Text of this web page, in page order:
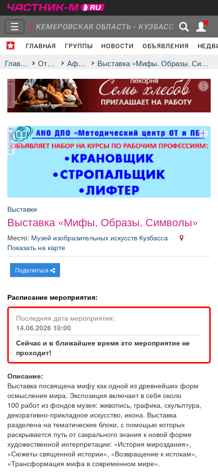
☰ КЕМЕРОВСКАЯ ОБЛАСТЬ - КУЗБАСС
ГЛАВНАЯ ГРУППЫ НОВОСТИ ОБЪЯВЛЕНИЯ
Объявления Недвижимость Услуги
Афиша Обучение Проекты
Товары
ТВ программа Я - пенсионер
Главная Отдых афиша Выставка «Мифы. Образы. Символы»
реклама
реклама
Выставки
Выставка «Мифы. Образы. Символы»
Место: Музей изобразительных искусств Кузбасса
Показать на карте
Поделиться
Расписание мероприятия:
Последняя дата мероприятия:
14.06.2026 10:00
Сейчас и в ближайшее время это мероприятие не
проходит!
Описание:
Выставка посвящена мифу как одной из древнейших форм
осмысления мира. Экспозиция включает в себя около
100 работ из фондов музея: живопись, графика, скульптура,
декоративно-прикладное искусство, икона. Выставка
разделена на тематические блоки, с помощью которых
раскрывается путь от сакрального знания к новой форме
художественной интерпретации: «История мироздания»,
«Сюжеты священной истории», «Возвращение к истокам»,
«Трансформация мифа в современном мире».